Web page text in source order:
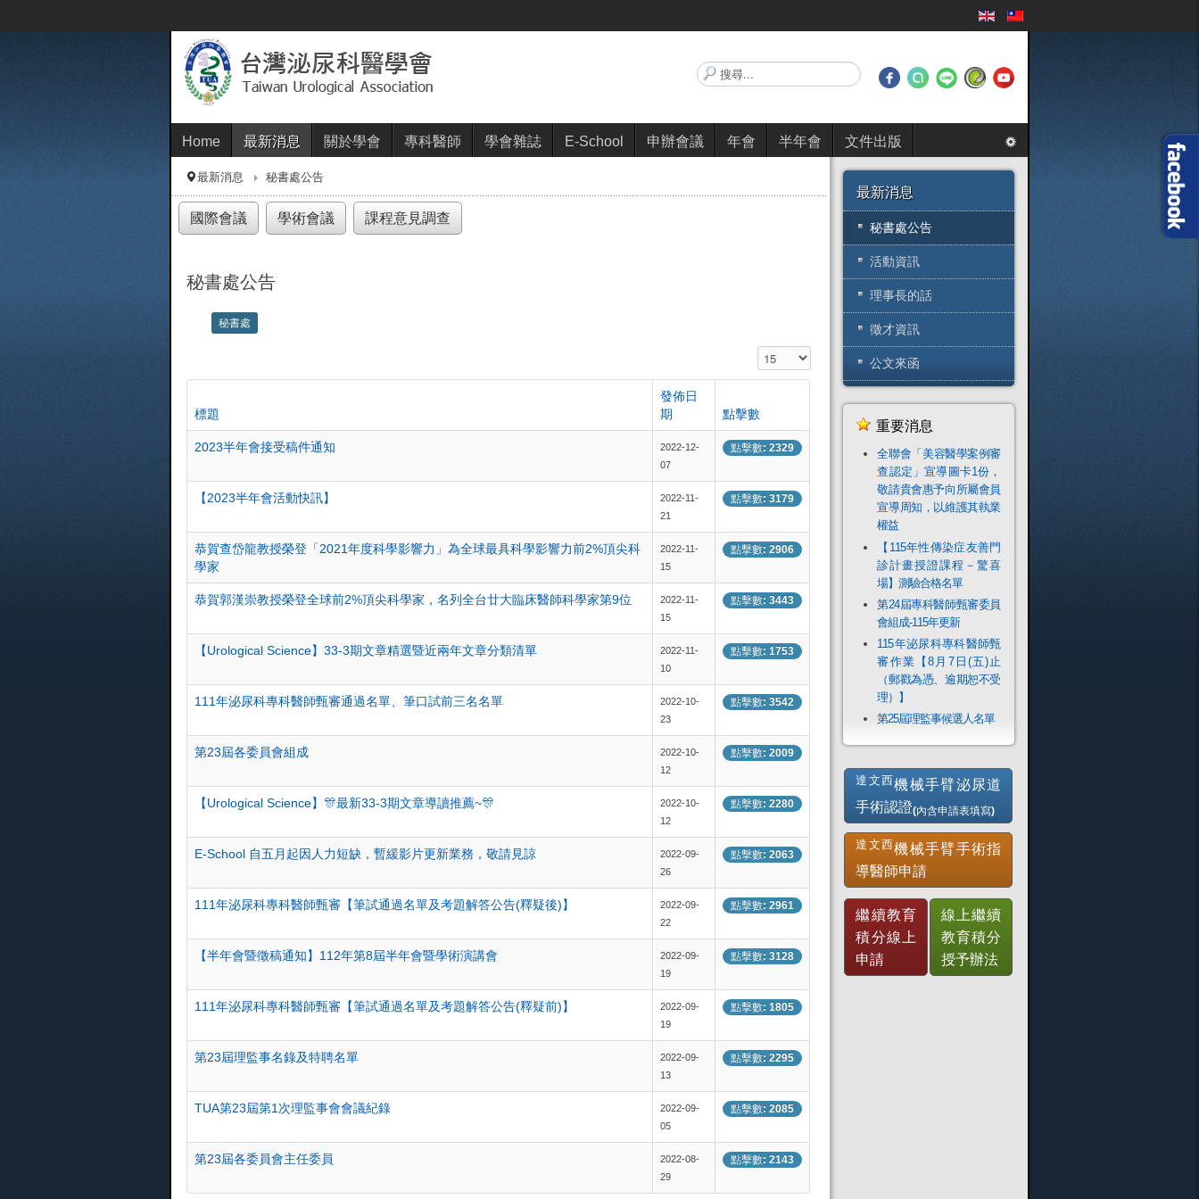
搜
尋...
Home 最新消息 關於學會 專科醫師 學會雜誌 E-School 申辦會議 年會 半年會 文件出版
最新消息 秘書處公告
國際會議 學術會議 課程意見調查
秘書處公告
秘書處
顯示數目
標題
發佈日
期
點擊數
2023半年會接受稿件通知
2022-12-
07
點擊數: 2329
【2023半年會活動快訊】
2022-11-
21
點擊數: 3179
恭賀查岱龍教授榮登「2021年度科學影響力」為全球最具科學影響力前2%頂尖科
學家
2022-11-
15
點擊數: 2906
恭賀郭漢崇教授榮登全球前2%頂尖科學家，名列全台廿大臨床醫師科學家第9位
2022-11-
15
點擊數: 3443
【Urological Science】33-3期文章精選暨近兩年文章分類清單
2022-11-
10
點擊數: 1753
111年泌尿科專科醫師甄審通過名單、筆口試前三名名單
2022-10-
23
點擊數: 3542
第23屆各委員會組成
2022-10-
12
點擊數: 2009
【Urological Science】🎊​最新33-3期文章導讀推薦~🎊
2022-10-
12
點擊數: 2280
E-School 自五月起因人力短缺，暫緩影片更新業務，敬請見諒
2022-09-
26
點擊數: 2063
111年泌尿科專科醫師甄審【筆試通過名單及考題解答公告(釋疑後)】
2022-09-
22
點擊數: 2961
【半年會暨徵稿通知】​112年第8屆半年會暨學術演講會
2022-09-
19
點擊數: 3128
111年泌尿科專科醫師甄審【筆試通過名單及考題解答公告(釋疑前)】
2022-09-
19
點擊數: 1805
第23屆理監事名錄及特聘名單
2022-09-
13
點擊數: 2295
TUA第23屆第1次理監事會會議紀錄
2022-09-
05
點擊數: 2085
第23屆各委員會主任委員
2022-08-
29
點擊數: 2143
最新消息
秘書處公告
活動資訊
理事長的話
徵才資訊
公文來函
重要消息
全聯會「​美容醫學案例審
查認定」宣導圖卡1份，
敬請貴會惠予向所屬會員
宣導周知，以維護其執業
權益
【115年性傳染症友善門
診計畫授證課程－驚喜
場】測驗合格名單
第24屆專科醫師甄審委員
會組成-115年更新
115年泌尿科專科醫師甄
審作業【8月7日(五)止
（郵戳為憑、逾期恕不受
理）】
第25屆理監事候選人名單
達文西機械手臂泌尿道
手術認證(內含申請表填寫)
達文西機械手臂手術指
導醫師申請
繼續教育
積分線上
申請
線上繼續
教育積分
授予辦法